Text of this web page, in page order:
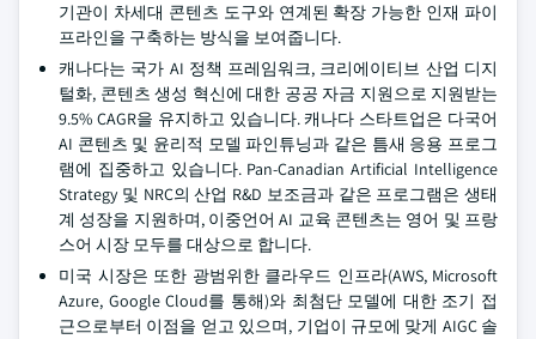
기관이 차세대 콘텐츠 도구와 연계된 확장 가능한 인재 파이
프라인을 구축하는 방식을 보여줍니다.
캐나다는 국가 AI 정책 프레임워크, 크리에이티브 산업 디지
털화, 콘텐츠 생성 혁신에 대한 공공 자금 지원으로 지원받는
9.5% CAGR을 유지하고 있습니다. 캐나다 스타트업은 다국어
AI 콘텐츠 및 윤리적 모델 파인튜닝과 같은 틈새 응용 프로그
램에 집중하고 있습니다. Pan-Canadian Artificial Intelligence
Strategy 및 NRC의 산업 R&D 보조금과 같은 프로그램은 생태
계 성장을 지원하며, 이중언어 AI 교육 콘텐츠는 영어 및 프랑
스어 시장 모두를 대상으로 합니다.
미국 시장은 또한 광범위한 클라우드 인프라(AWS, Microsoft
Azure, Google Cloud를 통해)와 최첨단 모델에 대한 조기 접
근으로부터 이점을 얻고 있으며, 기업이 규모에 맞게 AIGC 솔